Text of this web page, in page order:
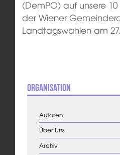
(DemPO) auf unsere
der Wiener
Landtagswahlen am
Organisation
Autoren
Über Uns
Archiv